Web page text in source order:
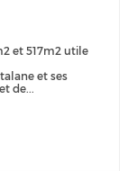
et 517m2 utile
et ses
de...